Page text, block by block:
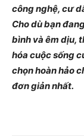
công nghệ, cư
Cho dù bạn
bình và êm dịu,
hóa cuộc sống
chọn hoàn hảo
đơn giản nhất.